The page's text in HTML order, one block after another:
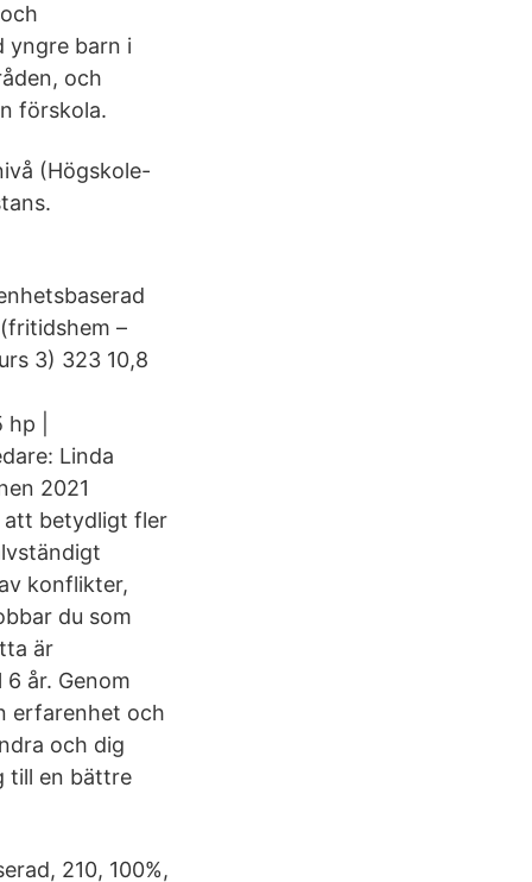
yngre barn i
och
förskola.
(Högskole-
–
3) 323 10,8
|
Linda
2021
att betydligt fler
konflikter,
du som
är
år. Genom
erfarenhet och
och dig
till en bättre
210, 100%,